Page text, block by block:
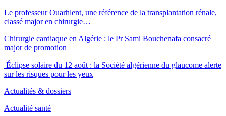
Le professeur Ouarhlent, une référence de la transplantation rénale,
classé major en chirurgie…
Chirurgie cardiaque en Algérie : le Pr Sami Bouchenafa consacré
major de promotion
Éclipse solaire du 12 août : la Société algérienne du glaucome alerte
sur les risques pour les yeux
Actualités & dossiers
Actualité santé